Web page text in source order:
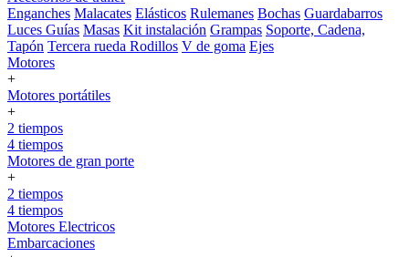
Enganches Malacates Elásticos Rulemanes Bochas Guardabarros
Luces Guías Masas Kit instalación Grampas Soporte, Cadena,
Tapón Tercera rueda Rodillos V de goma Ejes
Motores
+
Motores portátiles
+
2 tiempos
4 tiempos
Motores de gran porte
+
2 tiempos
4 tiempos
Motores Electricos
Embarcaciones